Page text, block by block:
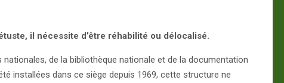
il nécessite d’être réhabilité ou délocalisé.
de la bibliothèque nationale et de la documentation
installées dans ce siège depuis 1969, cette structure ne